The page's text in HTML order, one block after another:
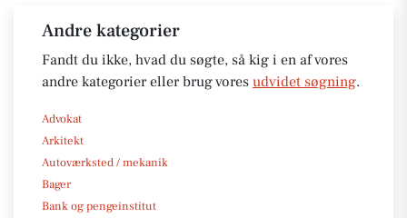
Andre kategorier
Fandt du ikke, hvad du søgte, så kig i en af vores
andre kategorier eller brug vores udvidet søgning.
Advokat
Arkitekt
Autoværksted / mekanik
Bager
Bank og pengeinstitut